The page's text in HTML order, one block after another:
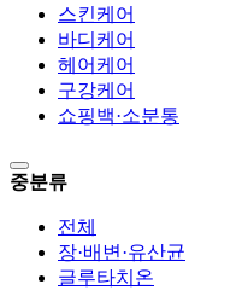
스킨케어
바디케어
헤어케어
구강케어
쇼핑백·소분통
중분류
전체
장·배변·유산균
글루타치온